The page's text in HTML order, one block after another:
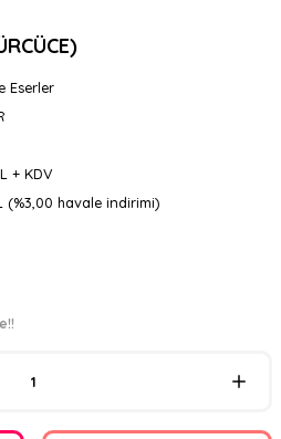
Eserler
+ KDV
(%3,00 havale indirimi)